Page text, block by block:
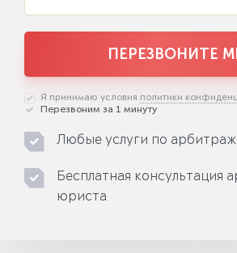
ПЕРЕЗВОНИТЕ
Я принимаю условия политики
Перезвоним за 1 минуту
Любые услуги по
Бесплатная консультация
юриста